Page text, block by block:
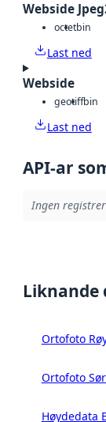
Webside
octetbin
Last ned
Webside
geotiffbin
Last ned
API-ar
Ingen
Liknande
Ortofoto
Ortofoto
Høydedata